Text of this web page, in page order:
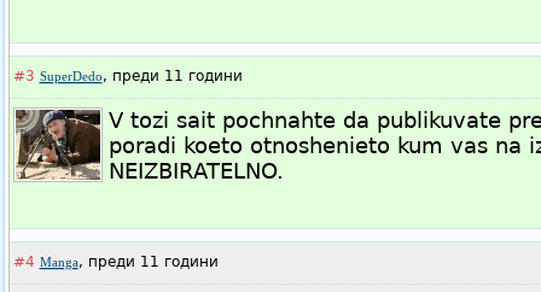
#3 SuperDedo, преди 11 години
V tozi sait pochnahte da publikuvate
poradi koeto otnoshenieto kum vas na
NEIZBIRATELNO.
#4 Manga, преди 11 години